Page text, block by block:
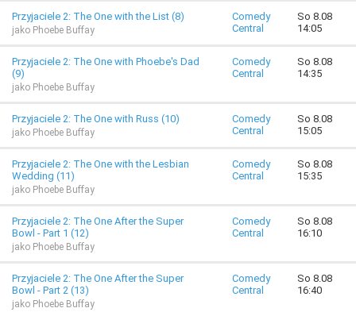
Przyjaciele 2: The One with the List (8)
jako Phoebe Buffay
Comedy
Central
So 8.08
14:05
Przyjaciele 2: The One with Phoebe's Dad
(9)
jako Phoebe Buffay
Comedy
Central
So 8.08
14:35
Przyjaciele 2: The One with Russ (10)
jako Phoebe Buffay
Comedy
Central
So 8.08
15:05
Przyjaciele 2: The One with the Lesbian
Wedding (11)
jako Phoebe Buffay
Comedy
Central
So 8.08
15:35
Przyjaciele 2: The One After the Super
Bowl - Part 1 (12)
jako Phoebe Buffay
Comedy
Central
So 8.08
16:10
Przyjaciele 2: The One After the Super
Bowl - Part 2 (13)
jako Phoebe Buffay
Comedy
Central
So 8.08
16:40